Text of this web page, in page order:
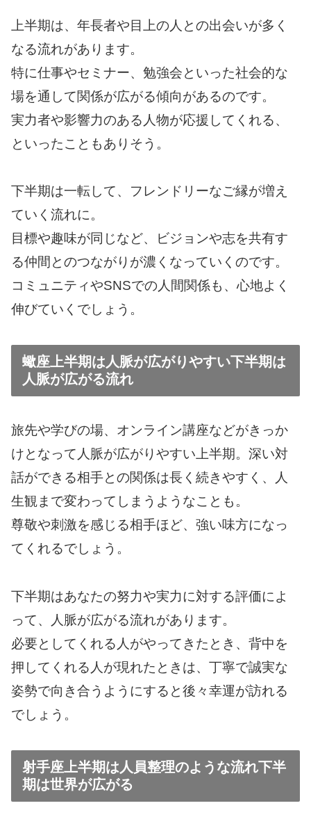
上半期は、年長者や目上の人との出会いが多く
なる流れがあります。
特に仕事やセミナー、勉強会といった社会的な
場を通して関係が広がる傾向があるのです。
実力者や影響力のある人物が応援してくれる、
といったこともありそう。
下半期は一転して、フレンドリーなご縁が増え
ていく流れに。
目標や趣味が同じなど、ビジョンや志を共有す
る仲間とのつながりが濃くなっていくのです。
コミュニティやSNSでの人間関係も、心地よく
伸びていくでしょう。
蠍座上半期は人脈が広がりやすい下半期は
人脈が広がる流れ
旅先や学びの場、オンライン講座などがきっか
けとなって人脈が広がりやすい上半期。深い対
話ができる相手との関係は長く続きやすく、人
生観まで変わってしまうようなことも。
尊敬や刺激を感じる相手ほど、強い味方になっ
てくれるでしょう。
下半期はあなたの努力や実力に対する評価によ
って、人脈が広がる流れがあります。
必要としてくれる人がやってきたとき、背中を
押してくれる人が現れたときは、丁寧で誠実な
姿勢で向き合うようにすると後々幸運が訪れる
でしょう。
射手座上半期は人員整理のような流れ下半
期は世界が広がる